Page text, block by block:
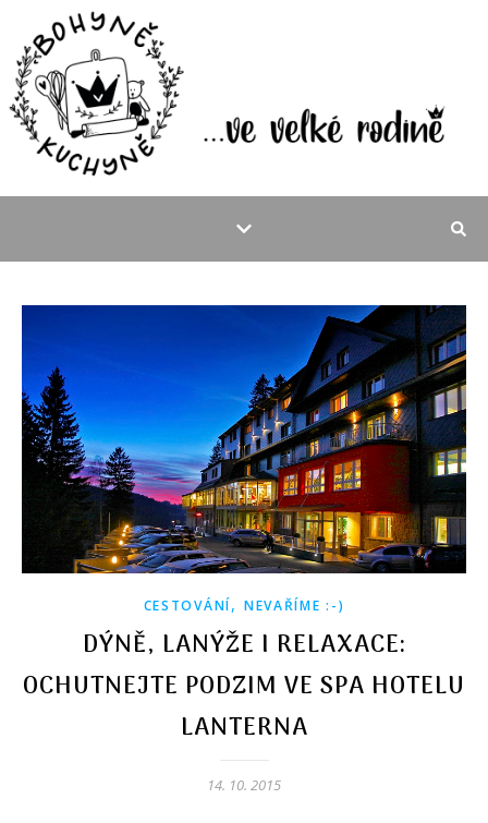
CESTOVÁNÍ, NEVAŘÍME :-)
DÝNĚ, LANÝŽE I RELAXACE:
OCHUTNEJTE PODZIM VE SPA HOTELU
LANTERNA
14. 10. 2015